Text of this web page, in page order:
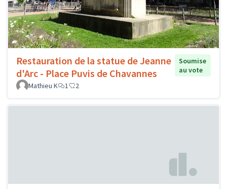
Restauration de la statue de Jeanne
d'Arc - Place Puvis de Chavannes
Soumise
au vote
Mathieu K
1 2